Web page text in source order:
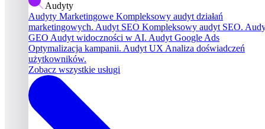
Audyty
Audyty Marketingowe Kompleksowy audyt działań
marketingowych. Audyt SEO Kompleksowy audyt SEO.
GEO Audyt widoczności w AI. Audyt Google Ads
Optymalizacja kampanii. Audyt UX Analiza doświadczeń
użytkowników.
Zobacz wszystkie usługi